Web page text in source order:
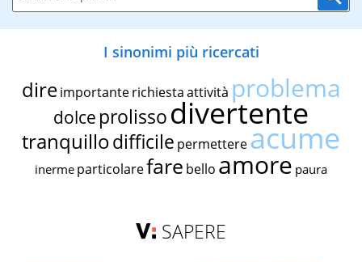
I sinonimi più ricercati
dire importante richiestaattività problema
dolce prolissodivertente
tranquillodifficile permettereacume
inerme particolarefare bello amore paura
SAPERE